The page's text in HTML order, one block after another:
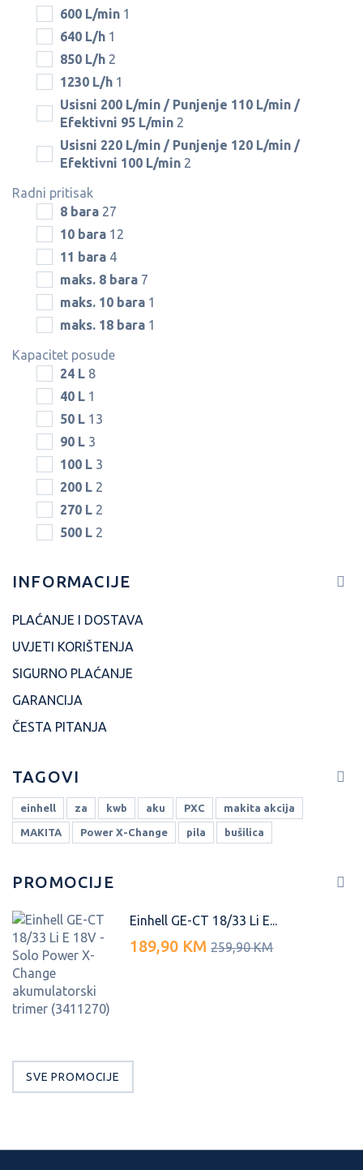
600 L/min 1
640 L/h 1
850 L/h 2
1230 L/h 1
Usisni 200 L/min / Punjenje 110 L/min /
Efektivni 95 L/min 2
Usisni 220 L/min / Punjenje 120 L/min /
Efektivni 100 L/min 2
Radni pritisak
8 bara 27
10 bara 12
11 bara 4
maks. 8 bara 7
maks. 10 bara 1
maks. 18 bara 1
Kapacitet posude
24 L 8
40 L 1
50 L 13
90 L 3
100 L 3
200 L 2
270 L 2
500 L 2
INFORMACIJE
PLAĆANJE I DOSTAVA
UVJETI KORIŠTENJA
SIGURNO PLAĆANJE
GARANCIJA
ČESTA PITANJA
TAGOVI
einhell za kwb aku PXC makita akcija
MAKITA Power X-Change pila bušilica
PROMOCIJE
Einhell GE-CT 18/33 Li E...
189,90 KM259,90 KM
SVE PROMOCIJE